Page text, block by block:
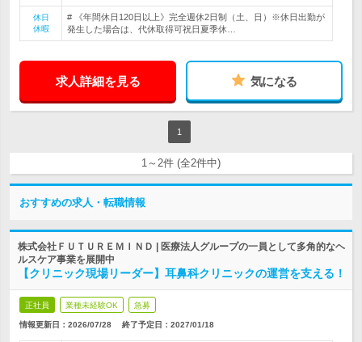
休日
休暇
# 《年間休日120日以上》完全週休2日制（土、日）※休日出勤が
発生した場合は、代休取得可祝日夏季休…
求人詳細を見る 気になる
1
1～2件 (全2件中)
おすすめの求人・転職情報
株式会社ＦＵＴＵＲＥＭＩＮＤ | 医療法人グループの一員として多角的なヘ
ルスケア事業を展開中
【クリニック現場リーダー】耳鼻科クリニックの運営を支える！
正社員 業種未経験OK 急募
情報更新日：2026/07/28 終了予定日： 2027/01/18